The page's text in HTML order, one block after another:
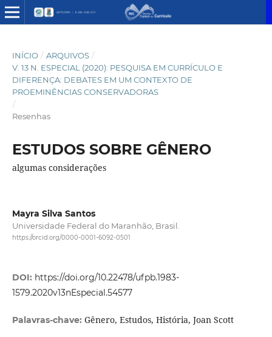
INÍCIO / ARQUIVOS /
V. 13 N. ESPECIAL (2020): PESQUISA EM CURRÍCULO E
DIFERENÇA: DEBATES EM UM CONTEXTO DE
PROEMINÊNCIAS CONSERVADORAS
/
Resenhas
ESTUDOS SOBRE GÊNERO
algumas considerações
Mayra Silva Santos
Universidade Federal do Maranhão, Brasil.
https://orcid.org/0000-0001-6092-0501
DOI: https://doi.org/10.22478/ufpb.1983-
1579.2020v13nEspecial.54577
Palavras-chave: Gênero, Estudos, História, Joan Scott